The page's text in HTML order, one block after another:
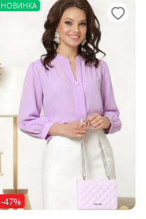
НОВИНКА
-47%